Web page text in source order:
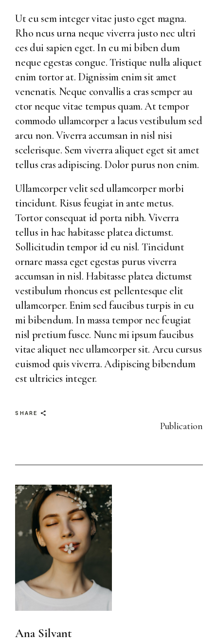
Ut eu sem integer vitae justo eget magna.
Rho ncus urna neque viverra justo nec ultri
ces dui sapien eget. In eu mi biben dum
neque egestas congue. Tristique nulla aliquet
enim tortor at. Dignissim enim sit amet
venenatis. Neque convallis a cras semper au
ctor neque vitae tempus quam. At tempor
commodo ullamcorper a lacus vestibulum sed
arcu non. Viverra accumsan in nisl nisi
scelerisque. Sem viverra aliquet eget sit amet
tellus cras adipiscing. Dolor purus non enim.
Ullamcorper velit sed ullamcorper morbi
tincidunt. Risus feugiat in ante metus.
Tortor consequat id porta nibh. Viverra
tellus in hac habitasse platea dictumst.
Sollicitudin tempor id eu nisl. Tincidunt
ornare massa eget egestas purus viverra
accumsan in nisl. Habitasse platea dictumst
vestibulum rhoncus est pellentesque elit
ullamcorper. Enim sed faucibus turpis in eu
mi bibendum. In massa tempor nec feugiat
nisl pretium fusce. Nunc mi ipsum faucibus
vitae aliquet nec ullamcorper sit. Arcu cursus
euismod quis viverra. Adipiscing bibendum
est ultricies integer.
SHARE
Publication
Ana Silvant